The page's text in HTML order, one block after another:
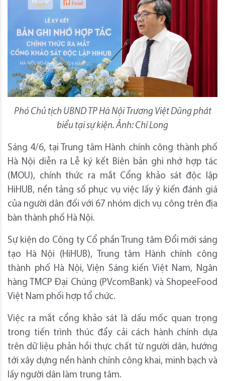
Phó Chủ tịch UBND TP Hà Nội Trương Việt Dũng phát
biểu tại sự kiện. Ảnh: Chí Long
Sáng 4/6, tại Trung tâm Hành chính công thành phố
Hà Nội diễn ra Lễ ký kết Biên bản ghi nhớ hợp tác
(MOU), chính thức ra mắt Cổng khảo sát độc lập
HiHUB, nền tảng số phục vụ việc lấy ý kiến đánh giá
của người dân đối với 67 nhóm dịch vụ công trên địa
bàn thành phố Hà Nội.
Sự kiện do Công ty Cổ phần Trung tâm Đổi mới sáng
tạo Hà Nội (HiHUB), Trung tâm Hành chính công
thành phố Hà Nội, Viện Sáng kiến Việt Nam, Ngân
hàng TMCP Đại Chúng (PVcomBank) và ShopeeFood
Việt Nam phối hợp tổ chức.
Việc ra mắt cổng khảo sát là dấu mốc quan trọng
trong tiến trình thúc đẩy cải cách hành chính dựa
trên dữ liệu phản hồi thực chất từ người dân, hướng
tới xây dựng nền hành chính công khai, minh bạch và
lấy người dân làm trung tâm.